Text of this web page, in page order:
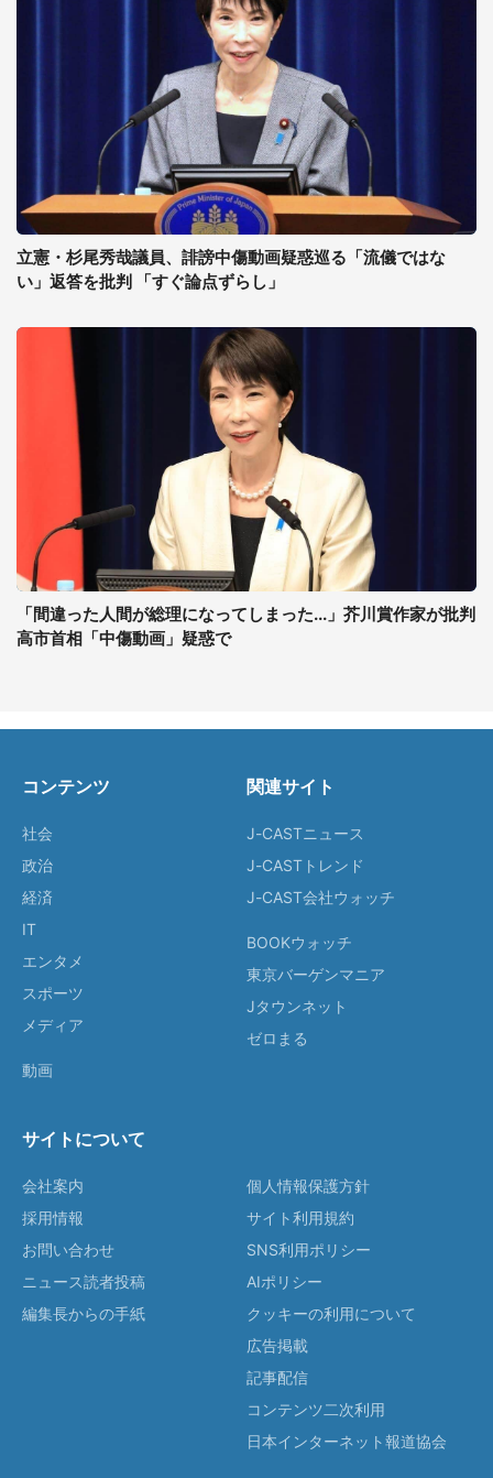
立憲・杉尾秀哉議員、誹謗中傷動画疑惑巡る「流儀ではな
い」返答を批判 「すぐ論点ずらし」
「間違った人間が総理になってしまった...」芥川賞作家が批判
高市首相「中傷動画」疑惑で
コンテンツ
社会
政治
経済
IT
エンタメ
スポーツ
メディア
動画
関連サイト
J-CASTニュース
J-CASTトレンド
J-CAST会社ウォッチ
BOOKウォッチ
東京バーゲンマニア
Jタウンネット
ゼロまる
サイトについて
会社案内
採用情報
お問い合わせ
ニュース読者投稿
編集長からの手紙
個人情報保護方針
サイト利用規約
SNS利用ポリシー
AIポリシー
クッキーの利用について
広告掲載
記事配信
コンテンツ二次利用
日本インターネット報道協会